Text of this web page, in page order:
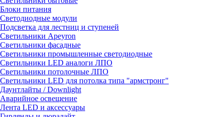
Блоки питания
Светодиодные модули
Подсветка для лестниц и ступеней
Светильники Apeyron
Светильники фасадные
Светильники промышленные светодиодные
Светильники LED аналоги ЛПО
Светильники потолочные ЛПО
Светильники LED для потолка типа "армстронг"
Даунтлайты / Downlight
Аварийное освещение
Лента LED и аксессуары